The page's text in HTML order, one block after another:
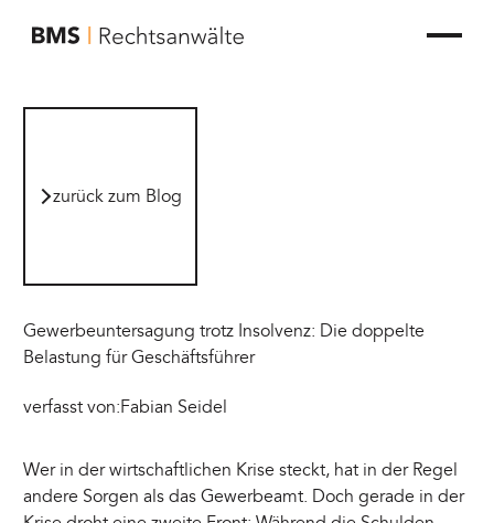
zur Startseite von BMS Rechtsanwälte
zurück zum Blog
Gewerbeuntersagung trotz Insolvenz: Die doppelte
Belastung für Geschäftsführer
verfasst von:Fabian Seidel
Wer in der wirtschaftlichen Krise steckt, hat in der Regel
andere Sorgen als das Gewerbeamt. Doch gerade in der